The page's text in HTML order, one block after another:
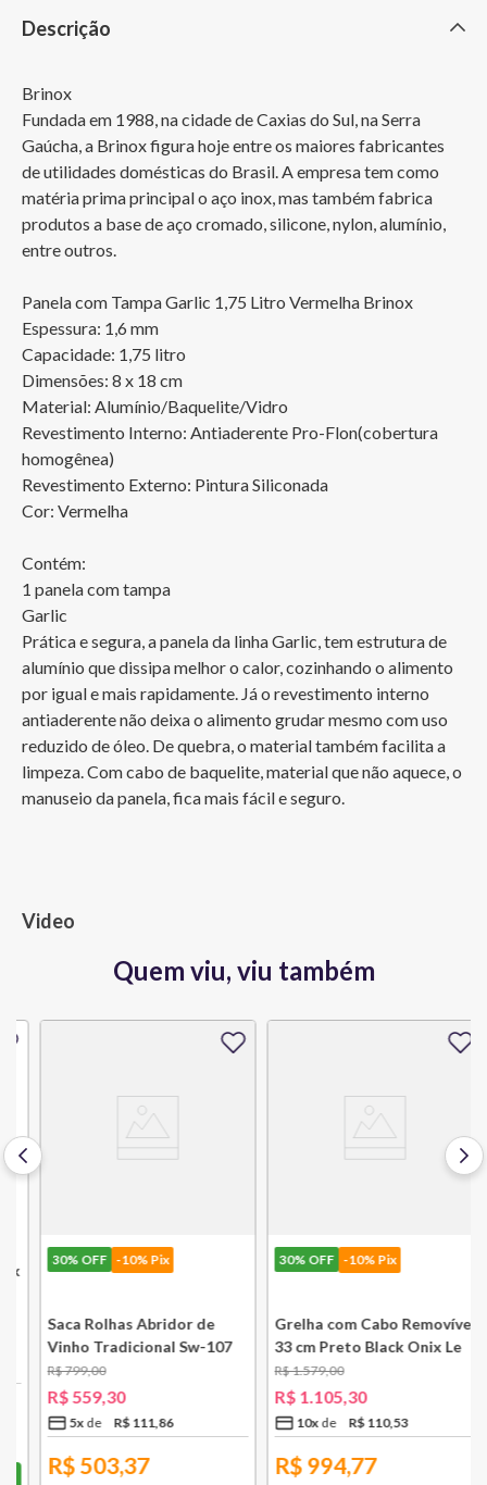
Descrição
Brinox
Fundada em 1988, na cidade de Caxias do Sul, na Serra
Gaúcha, a Brinox figura hoje entre os maiores fabricantes
de utilidades domésticas do Brasil. A empresa tem como
matéria prima principal o aço inox, mas também fabrica
produtos a base de aço cromado, silicone, nylon, alumínio,
entre outros.
Panela com Tampa Garlic 1,75 Litro Vermelha Brinox
Espessura: 1,6 mm
Capacidade: 1,75 litro
Dimensões: 8 x 18 cm
Material: Alumínio/Baquelite/Vidro
Revestimento Interno: Antiaderente Pro-Flon(cobertura
homogênea)
Revestimento Externo: Pintura Siliconada
Cor: Vermelha
Contém:
1 panela com tampa
Garlic
Prática e segura, a panela da linha Garlic, tem estrutura de
alumínio que dissipa melhor o calor, cozinhando o alimento
por igual e mais rapidamente. Já o revestimento interno
antiaderente não deixa o alimento grudar mesmo com uso
reduzido de óleo. De quebra, o material também facilita a
limpeza. Com cabo de baquelite, material que não aquece, o
manuseio da panela, fica mais fácil e seguro.
Video
Quem viu, viu também
30%OFF -10% Pix
Saca Rolhas Abridor de
Vinho Tradicional Sw-107
Ply Le Creuset
799,00
R$559,30
5x R$ 111,86
R$503,37
30%OFF -10% Pix
Grelha com Cabo Removível
33 cm Preto Black Onix Le
Creuset
1.579,00
R$1. 105,30
10 x R$ 110,53
R$994,77